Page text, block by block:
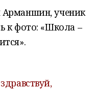
Арманшин, ученик
к фото: «Школа –